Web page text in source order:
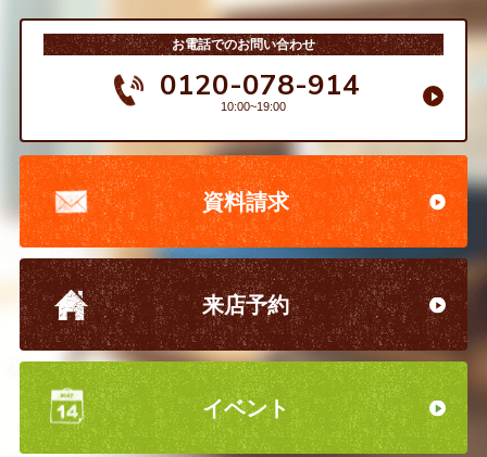
お電話でのお問い合わせ
0120-078-914
10:00~19:00
資料請求
来店予約
イベント